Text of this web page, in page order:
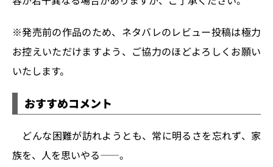
※発売前の作品のため、ネタバレのレビュー投稿は極力
お控えいただけますよう、ご協力のほどよろしくお願い
いたします。
おすすめコメント
どんな困難が訪れようとも、常に明るさを忘れず、家
族を、人を思いやる――。